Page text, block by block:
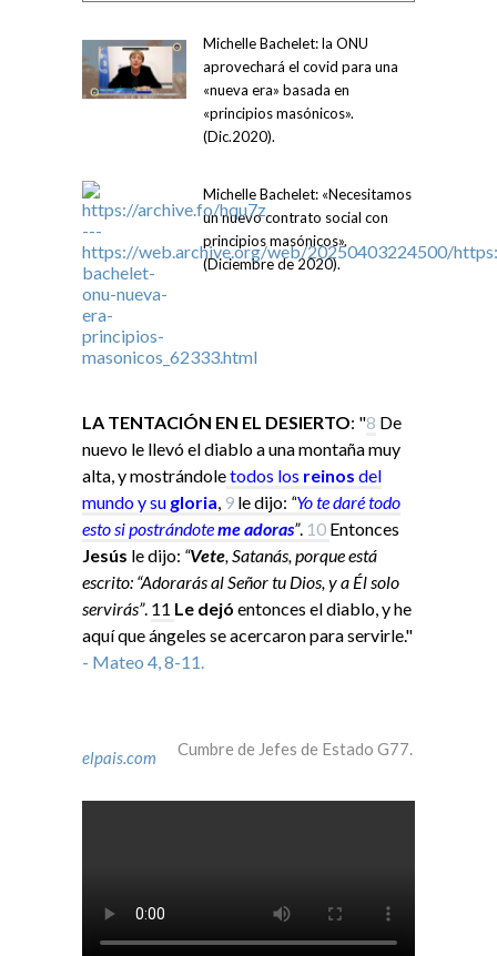
Michelle Bachelet: la ONU
aprovechará el covid para una
«nueva era» basada en
«principios masónicos».
(Dic.2020).
Michelle Bachelet: «Necesitamos
un nuevo contrato social con
principios masónicos».
(Diciembre de 2020).
LA TENTACIÓN EN EL DESIERTO: "8 De
nuevo le llevó el diablo a una montaña muy
alta, y mostrándoletodos los reinos del
mundo y su gloria, 9 le dijo: “Yote daré todo
esto sipostrándoteme adoras”. 10 Entonces
Jesús le dijo: “Vete, Satanás, porque está
escrito: “Adorarás al Señor tu Dios, y a Él solo
servirás”. 11 Le dejó entonces el diablo, y he
aquí que ángeles se acercaron para servirle."
- Mateo 4, 8-11.
elpais.com Cumbre de Jefes de Estado G77.